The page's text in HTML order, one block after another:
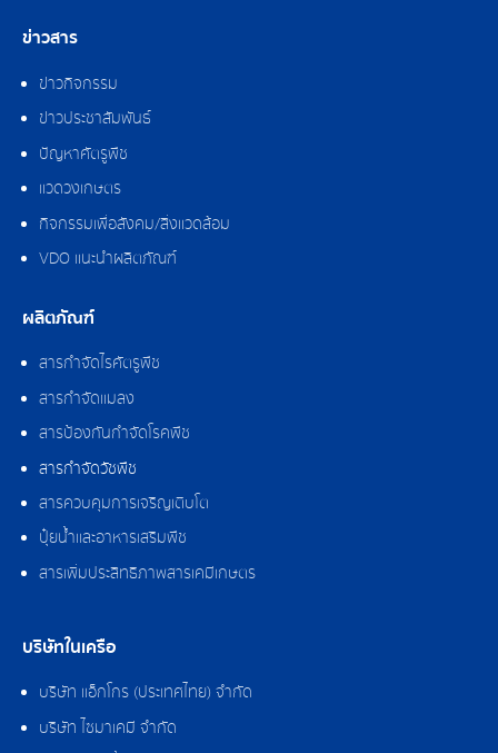
ข่าวสาร
ข่าวกิจกรรม
ข่าวประชาสัมพันธ์
ปัญหาศัตรูพืช
แวดวงเกษตร
กิจกรรมเพื่อสังคม/สิ่งแวดล้อม
VDO แนะนำผลิตภัณฑ์
ผลิตภัณฑ์
สารกำจัดไรศัตรูพืช
สารกำจัดแมลง
สารป้องกันกำจัดโรคพืช
สารกำจัดวัชพืช
สารควบคุมการเจริญเติบโต
ปุ๋ยน้ำและอาหารเสริมพืช
สารเพิ่มประสิทธิภาพสารเคมีเกษตร
บริษัทในเครือ
บริษัท แอ็กโกร (ประเทศไทย) จำกัด
บริษัท ไซมาเคมี จำกัด